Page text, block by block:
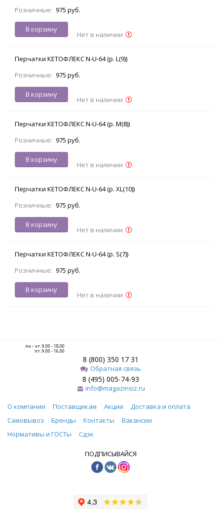
Розничные: 975 руб.
В корзину
Нет в наличии
Перчатки КЕТОФЛЕКС N-U-64 (р. L(9))
Розничные: 975 руб.
В корзину
Нет в наличии
Перчатки КЕТОФЛЕКС N-U-64 (р. M(8))
Розничные: 975 руб.
В корзину
Нет в наличии
Перчатки КЕТОФЛЕКС N-U-64 (р. XL(10))
Розничные: 975 руб.
В корзину
Нет в наличии
Перчатки КЕТОФЛЕКС N-U-64 (р. S(7))
Розничные: 975 руб.
В корзину
Нет в наличии
пн - чт: 9.00 - 18.00
пт: 9.00 - 16.00
8 (800) 350 17 31
Обратная связь
8 (495) 005-74-93
info@magazinsiz.ru
О компании Поставщикам Акции
Доставка и оплата
Самовывоз
Бренды Контакты
Вакансии
Нормативы и ГОСТы
Сдэк
ПОДПИСЫВАЙСЯ